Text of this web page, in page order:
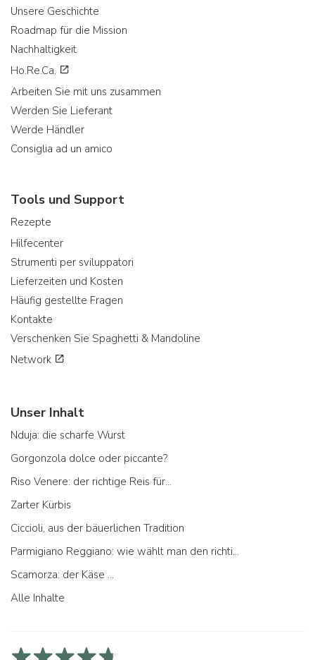
Unsere Geschichte
Roadmap für die Mission
Nachhaltigkeit
Ho.Re.Ca.
Arbeiten Sie mit uns zusammen
Werden Sie Lieferant
Werde Händler
Consiglia ad un amico
Tools und Support
Rezepte
Hilfecenter
Strumenti per sviluppatori
Lieferzeiten und Kosten
Häufig gestellte Fragen
Kontakte
Verschenken Sie Spaghetti & Mandoline
Network
Unser Inhalt
Nduja: die scharfe Wurst
Gorgonzola dolce oder piccante?
Riso Venere: der richtige Reis für...
Zarter Kürbis
Ciccioli, aus der bäuerlichen Tradition
Parmigiano Reggiano: wie wählt man den richtigen aus
Scamorza: der Käse ...
Alle Inhalte